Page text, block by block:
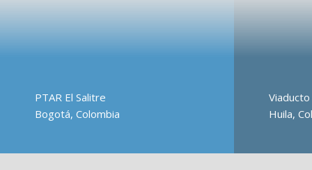
PTAR El Salitre
Bogotá, Colombia
Huila,